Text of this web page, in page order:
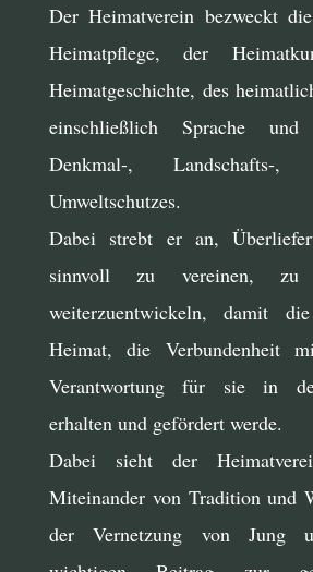
Der Heimatverein bezweckt
Heimatpflege, der
Heimatgeschichte, des
einschließlich Sprache
Denkmal-,
Umweltschutzes.
Dabei strebt er an,
sinnvoll zu vereinen, zu
weiterzuentwickeln, damit
Heimat, die Verbundenheit
Verantwortung für sie in
erhalten und gefördert werde.
Dabei sieht der
Miteinander von Tradition und
der Vernetzung von Jung